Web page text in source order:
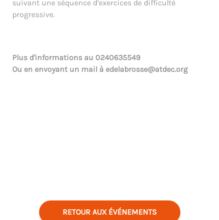
suivant une séquence d’exercices de difficulté
progressive.
Plus d'informations au 0240635549
Ou en envoyant un mail à edelabrosse@atdec.org
RETOUR AUX ÉVÉNEMENTS